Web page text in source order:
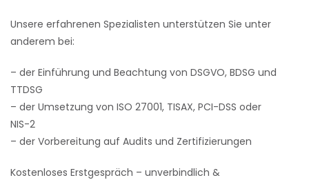
Unsere erfahrenen Spezialisten unterstützen Sie unter
anderem bei:
– der Einführung und Beachtung von DSGVO, BDSG und
TTDSG
– der Umsetzung von ISO 27001, TISAX, PCI-DSS oder
NIS-2
– der Vorbereitung auf Audits und Zertifizierungen
Kostenloses Erstgespräch – unverbindlich &